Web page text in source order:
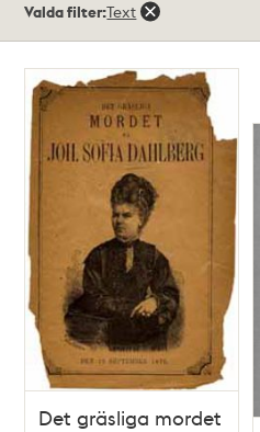
träffar
Valda filter:Text
Det gräsliga mordet